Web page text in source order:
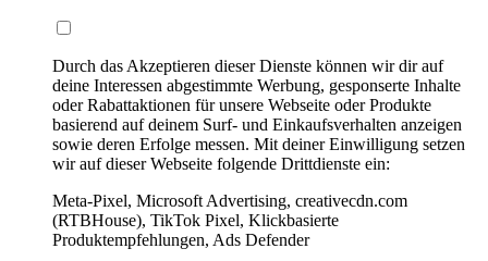
Durch das Akzeptieren dieser Dienste können wir dir auf
deine Interessen abgestimmte Werbung, gesponserte Inhalte
oder Rabattaktionen für unsere Webseite oder Produkte
basierend auf deinem Surf- und Einkaufsverhalten anzeigen
sowie deren Erfolge messen. Mit deiner Einwilligung setzen
wir auf dieser Webseite folgende Drittdienste ein:
Meta-Pixel, Microsoft Advertising, creativecdn.com
(RTBHouse), TikTok Pixel, Klickbasierte
Produktempfehlungen, Ads Defender